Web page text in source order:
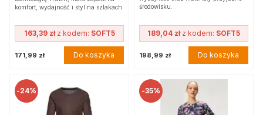
komfort, wydajność i styl na szlakach.
163,39 złz kodem: SOFT5
171,99 zł Do koszyka
środowisku.
189,04 złz kodem: SOFT5
198,99 zł Do koszyka
-24% -35%